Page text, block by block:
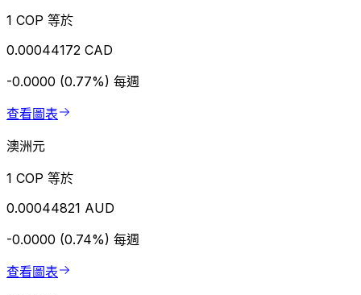
1 COP 等於
0.00044172 CAD
-0.0000 (0.77%) 每週
查看圖表
澳洲元
1 COP 等於
0.00044821 AUD
-0.0000 (0.74%) 每週
查看圖表